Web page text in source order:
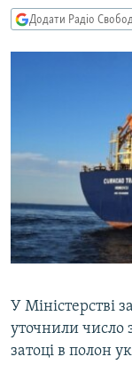
пошуку
ТИ ЯК?
МУЛЬТИМЕДІА
ФОТО
СПЕЦПРОЄКТИ
ПОДКАСТИ
РУС
УКР
КТАТ
Додати Радіо
У Міністерстві
уточнили число
затоці в полон